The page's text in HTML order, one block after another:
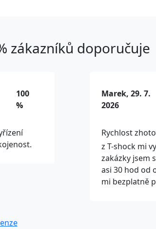
zákazníků doporučuje
100
%
Marek, 29. 7.
2026
Rychlost
z T-shock mi
zakázky jsem
asi 30 hod od
mi bezplatně